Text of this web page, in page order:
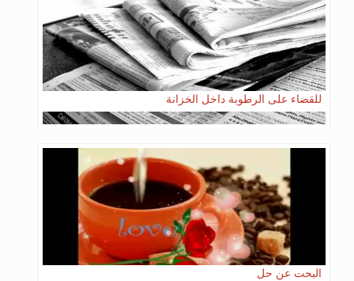
للقضاء على الرطوبة داخل الخزانة
البحت عن حل